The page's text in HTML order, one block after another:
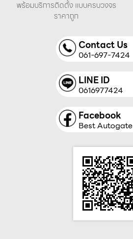
พร้อมบริการติดตั้ง แบบครบวงจร
ราคาถูก
Contact Us
061-697-7424
LINE ID
0616977424
Facebook
Best Autogate